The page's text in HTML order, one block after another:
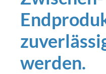
werden.